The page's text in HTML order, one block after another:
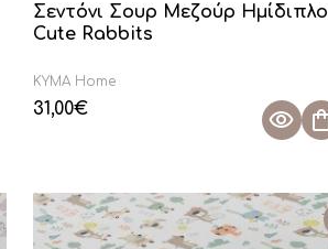
Σεντόνι Σουρ Μεζούρ Ημίδιπλο
Cute Rabbits
KYMA Home
31,00€